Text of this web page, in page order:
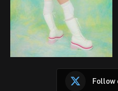
Follow